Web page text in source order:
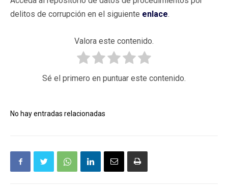
delitos de corrupción en el siguiente enlace.
Valora este contenido.
Sé el primero en puntuar este contenido.
No hay entradas relacionadas